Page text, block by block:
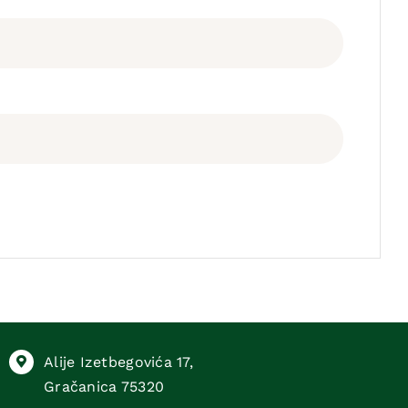
Alije Izetbegovića 17,
Gračanica 75320